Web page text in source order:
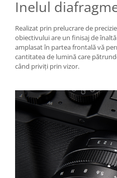
Inelul
Realizat prin prelucrare de
obiectivului are un finisaj de
amplasat în partea frontală vă
cantitatea de lumină care
când priviți prin vizor.